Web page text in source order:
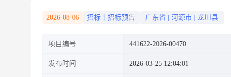
2026-08-06 招标｜招标预告 广东省 河源市 龙川县
项目编号 441622-2026-00470
发布时间 2026-03-25 12:04:01